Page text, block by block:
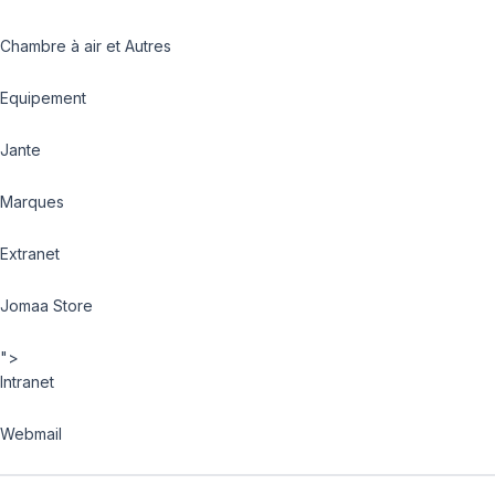
Chambre à air et Autres
Equipement
Jante
Marques
Extranet
Jomaa Store
">
Intranet
Webmail